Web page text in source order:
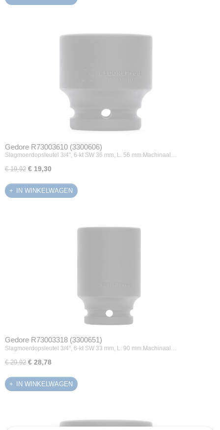
Gedore R73003610 (3300606)
Slagmoerdopsleutel 3/4", 6-kt SW 36 mm, L. 56 mm.Machinaal…
€ 19,92 € 19,30
IN WINKELWAGEN
Gedore R73003318 (3300651)
Slagmoerdopsleutel 3/4", 6-kt SW 33 mm, L. 90 mm.Machinaal…
€ 29,92 € 28,78
IN WINKELWAGEN